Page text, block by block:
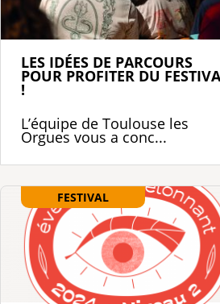
LES IDÉES DE PARCOURS
POUR PROFITER DU
!
L’équipe de Toulouse les
Orgues vous a conc...
FESTIVAL